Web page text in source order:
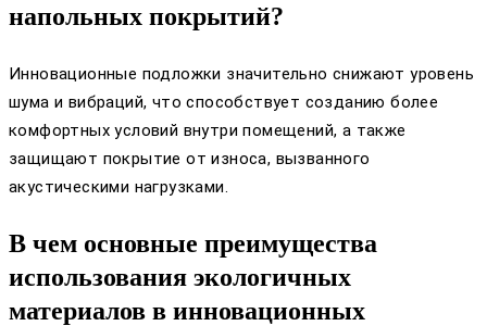
напольных покрытий?
Инновационные подложки значительно снижают уровень
шума и вибраций, что способствует созданию более
комфортных условий внутри помещений, а также
защищают покрытие от износа, вызванного
акустическими нагрузками.
В чем основные преимущества
использования экологичных
материалов в инновационных